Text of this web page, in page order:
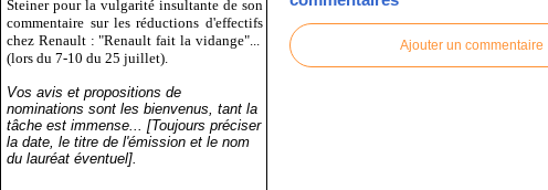
Steiner pour la vulgarité insultante de son
commentaire sur les réductions d'effectifs
chez Renault : "Renault fait la vidange"...
(lors du 7-10 du 25 juillet).
Vos avis et propositions de
nominations sont les bienvenus, tant la
tâche est immense... [Toujours préciser
la date, le titre de l'émission et le nom
du lauréat éventuel].
Ajouter un commentaire